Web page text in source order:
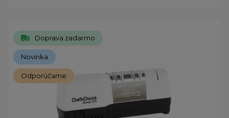
Doprava zadarmo
Novinka
Odporúčame